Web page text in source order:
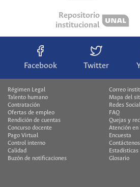
Repositorio
institucional
Facebook Twitter
Régimen Legal
Talento humano
Contratación
Ofertas de empleo
Rendición de cuentas
Concurso docente
Pago Virtual
Control interno
Calidad
Buzón de notificaciones
Correo
Mapa del
Redes
FAQ
Quejas y
Atención en
Encuesta
Contáctenos
Estadísticas
Glosario